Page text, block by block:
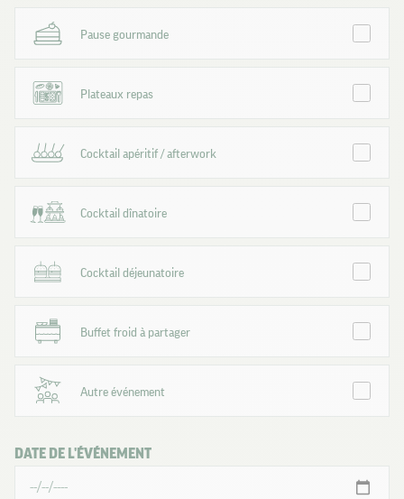
Pause gourmande
Plateaux repas
Cocktail apéritif / afterwork
Cocktail dînatoire
Cocktail déjeunatoire
Buffet froid à partager
Autre événement
DATE DE L'ÉVÉNEMENT